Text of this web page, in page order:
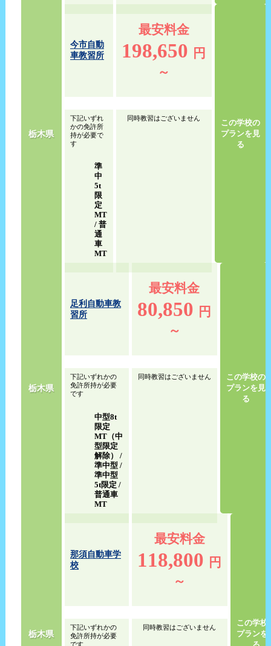
栃木県
今市自動
車教習所
最安料金
198,650 円
～
下記いずれ
かの免許所
持が必要で
す
準
中
5t
限
定
MT
/ 普
通
車
MT
同時教習はございません
この学校の
プランを見
る
栃木県
足利自動車教
習所
最安料金
80,850 円
～
下記いずれかの
免許所持が必要
です
中型8t
限定
MT（中
型限定
解除） /
準中型 /
準中型
5t限定 /
普通車
MT
同時教習はございません
この学校の
プランを見
る
栃木県
那須自動車学
校
最安料金
118,800 円
～
下記いずれかの
免許所持が必要
です
同時教習はございません
この学校
プランを